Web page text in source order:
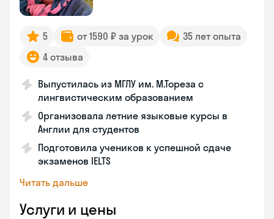
5 от 1590 ₽ за урок
35 лет опыта
4 отзыва
Выпустилась из МГЛУ им. М.Тореза с
лингвистическим образованием
Организовала летние языковые курсы в
Англии для студентов
Подготовила учеников к успешной сдаче
экзаменов IELTS
Читать дальше
Услуги и цены